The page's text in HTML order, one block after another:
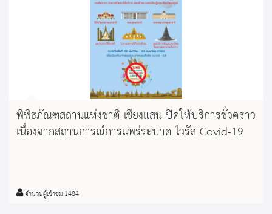
พิพิธภัณฑสถานแห่งชาติ เชียงแสน ปิดให้บริการชั่วคราว
เนื่องจากสถานการณ์การแพร่ระบาด ไวรัส Covid-19
จำนวนผู้เข้าชม 1484